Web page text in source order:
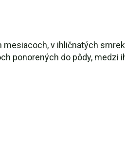
v ihličnatých
ponorených do pôdy, medzi